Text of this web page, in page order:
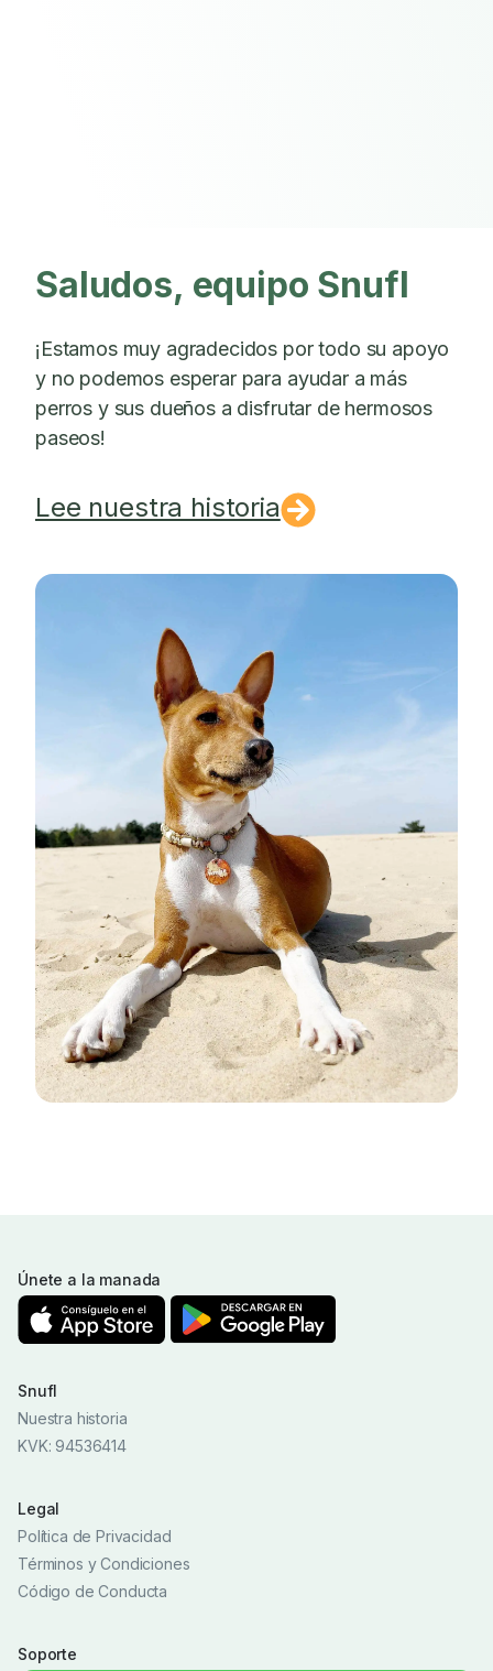
Saludos, equipo Snufl
¡Estamos muy agradecidos por todo su apoyo
y no podemos esperar para ayudar a más
perros y sus dueños a disfrutar de hermosos
paseos!
Lee nuestra historia
Únete a la manada
Snufl
Nuestra historia
KVK: 94536414
Legal
Política de Privacidad
Términos y Condiciones
Código de Conducta
Soporte